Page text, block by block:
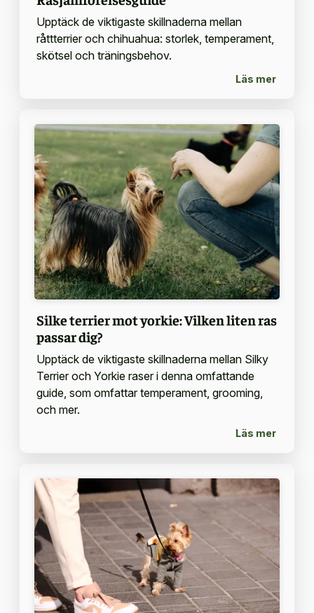
Upptäck de viktigaste skillnaderna mellan
råttterrier och chihuahua: storlek, temperament,
skötsel och träningsbehov.
Läs mer
Silke terrier mot yorkie: Vilken liten ras
passar dig?
Upptäck de viktigaste skillnaderna mellan Silky
Terrier och Yorkie raser i denna omfattande
guide, som omfattar temperament, grooming,
och mer.
Läs mer